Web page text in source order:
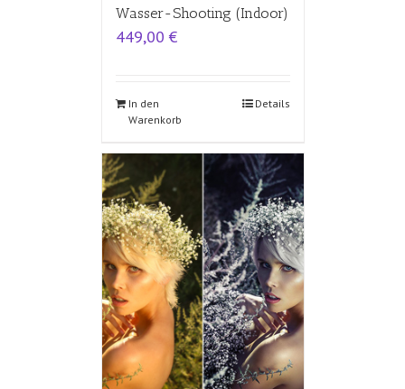
Wasser-Shooting (Indoor)
449,00 €
In den
Warenkorb
Details